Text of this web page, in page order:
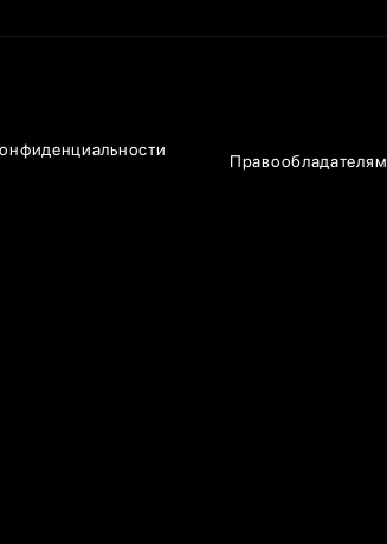
Правообладателям